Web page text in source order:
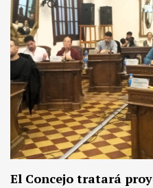
El Concejo tratará